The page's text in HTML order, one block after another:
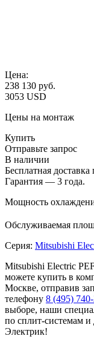
Цена:
238 130 руб.
3053 USD
Цены на монтаж
Купить
Отправьте запрос
В наличии
Бесплатная
Гарантия — 3 года.
Мощность
Обслуживаемая
Серия: Mitsubishi
Mitsubishi Electric
можете купить в
Москве, отправив
телефону 8 (495)
выборе, наши
по сплит-системам
Электрик!